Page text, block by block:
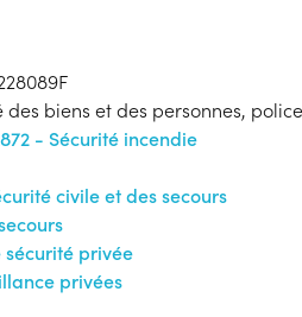
des biens et des personnes,
- Sécurité incendie
civile et des secours
privée
privées